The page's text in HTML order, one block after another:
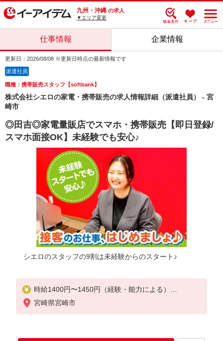
九州・沖縄 の求人
▼エリア変更
仕事情報 企業情報
更新日：2026/08/08 ※更新日時点の最新情報です
派遣社員
職種：携帯販売スタッフ【softbank】
株式会社シエロの家電・携帯販売の求人情報詳細（派遣社員） - 宮
崎市
◎田吉◎家電量販店でスマホ・携帯販売【即日登録/
スマホ面接OK】未経験でも安心♪
シエロのスタッフの9割は未経験からのスタート♪
時給1400円〜1450円（経験・能力による）
※残業代支給
★交通費別途支給（規定あり）
入社祝い金10万円支給(規定有)
宮崎県宮崎市